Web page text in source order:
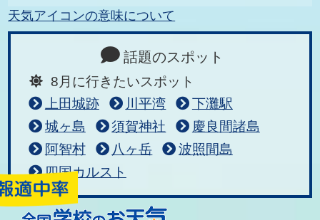
天気アイコンの意味について
話題のスポット
8月に行きたいスポット
上田城跡
川平湾
下灘駅
城ヶ島
須賀神社
慶良間諸島
阿智村
八ヶ岳
波照間島
四国カルスト